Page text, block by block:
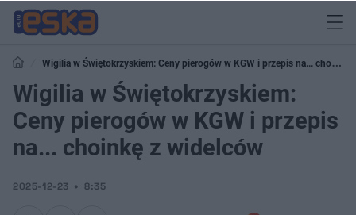
Wigilia w Świętokrzyskiem: Ceny pierogów w KGW i przepis na... choinkę
z widelców
Wigilia w Świętokrzyskiem:
Ceny pierogów w KGW i przepis
na... choinkę z widelców
2025-12-23 8:35